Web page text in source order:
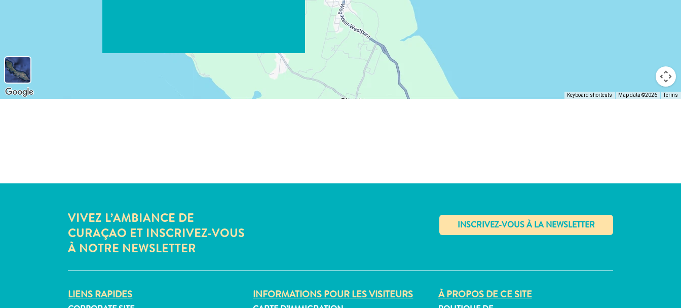
COURRIEL
COPIER LE LIEN
Keyboard shortcuts Map data ©2026 Terms
VIVEZ L’AMBIANCE DE
CURAÇAO ET INSCRIVEZ-VOUS
À NOTRE NEWSLETTER
✕
LIENS RAPIDES INFORMATIONS POUR LES VISITEURS À PROPOS DE CE SITE
COPIER LE LIEN